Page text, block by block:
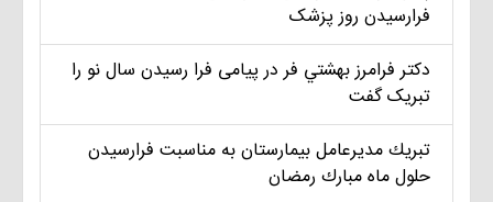
فرارسیدن روز پزشک
دکتر فرامرز بهشتي فر در پیامی فرا رسیدن سال نو را
تبریک گفت
تبريك مديرعامل بيمارستان به مناسبت فرارسيدن
حلول ماه مبارك رمضان